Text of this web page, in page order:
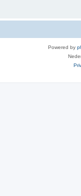
Powered by